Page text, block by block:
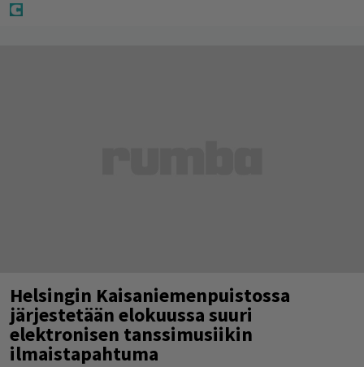
Helsingin Kaisaniemenpuistossa
järjestetään elokuussa suuri
elektronisen tanssimusiikin
ilmaistapahtuma